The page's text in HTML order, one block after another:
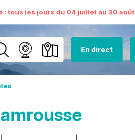
tous les jours du 04 juillet au 30 août
En direct